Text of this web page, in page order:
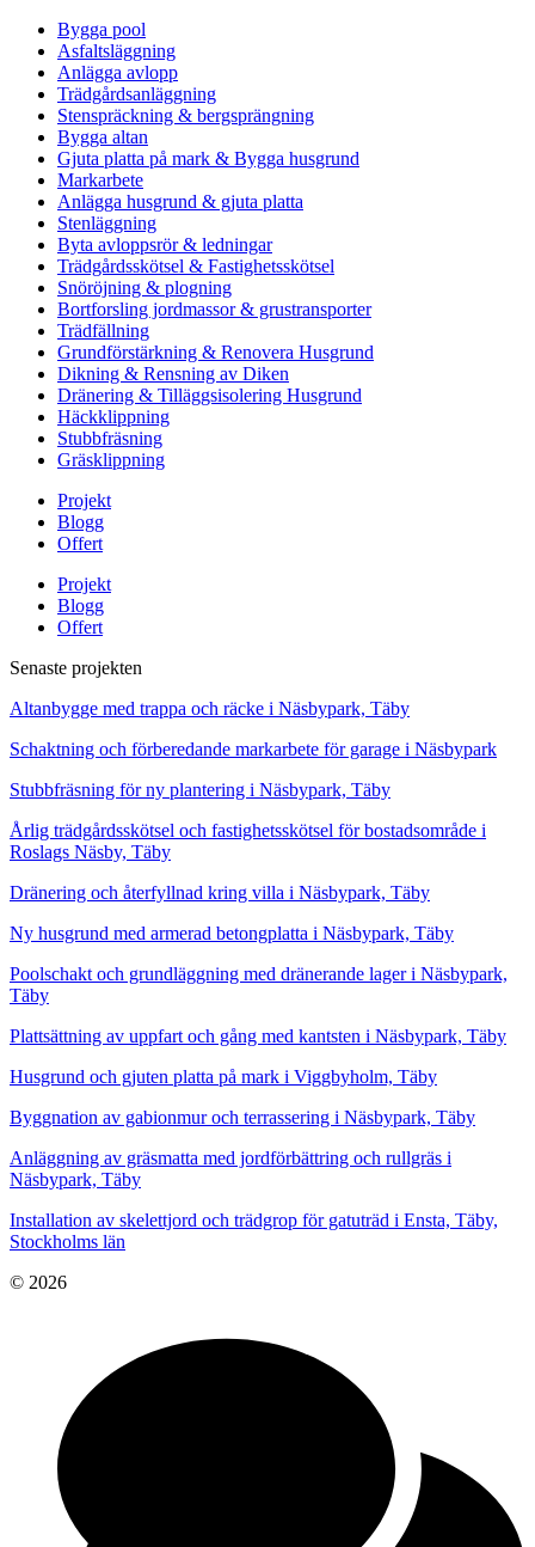
Bygga pool
Asfaltsläggning
Anlägga avlopp
Trädgårdsanläggning
Stenspräckning & bergsprängning
Bygga altan
Gjuta platta på mark & Bygga husgrund
Markarbete
Anlägga husgrund & gjuta platta
Stenläggning
Byta avloppsrör & ledningar
Trädgårdsskötsel & Fastighetsskötsel
Snöröjning & plogning
Bortforsling jordmassor & grustransporter
Trädfällning
Grundförstärkning & Renovera Husgrund
Dikning & Rensning av Diken
Dränering & Tilläggsisolering Husgrund
Häckklippning
Stubbfräsning
Gräsklippning
Projekt
Blogg
Offert
Projekt
Blogg
Offert
Senaste projekten
Altanbygge med trappa och räcke i Näsbypark, Täby
Schaktning och förberedande markarbete för garage i Näsbypark
Stubbfräsning för ny plantering i Näsbypark, Täby
Årlig trädgårdsskötsel och fastighetsskötsel för bostadsområde i
Roslags Näsby, Täby
Dränering och återfyllnad kring villa i Näsbypark, Täby
Ny husgrund med armerad betongplatta i Näsbypark, Täby
Poolschakt och grundläggning med dränerande lager i Näsbypark,
Täby
Plattsättning av uppfart och gång med kantsten i Näsbypark, Täby
Husgrund och gjuten platta på mark i Viggbyholm, Täby
Byggnation av gabionmur och terrassering i Näsbypark, Täby
Anläggning av gräsmatta med jordförbättring och rullgräs i
Näsbypark, Täby
Installation av skelettjord och trädgrop för gatuträd i Ensta, Täby,
Stockholms län
© 2026